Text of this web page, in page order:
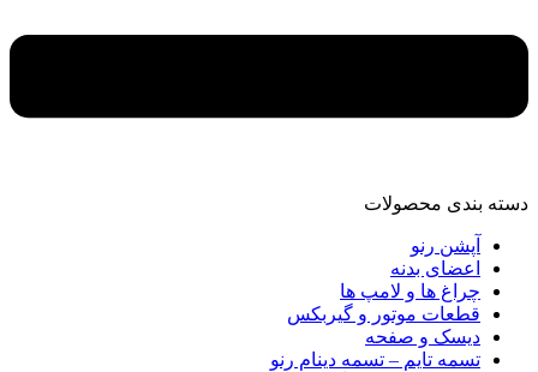
دسته‌ بندی محصولات
آپشن رنو
اعضای بدنه
چراغ ها و لامپ ها
قطعات موتور و گیربکس
دیسک و صفحه
تسمه تایم – تسمه دینام رنو